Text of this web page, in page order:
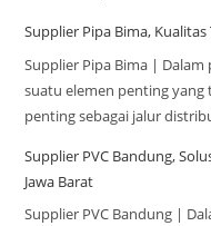
Supplier Pipa Bima,
Supplier Pipa Bima |
suatu elemen penting yang
penting sebagai jalur
Supplier PVC Bandung,
Jawa Barat
Supplier PVC Bandung |